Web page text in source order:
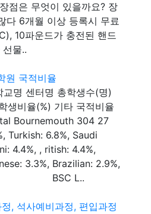
점은 무엇이 있을까요? 장
다 6개월 이상 등록시 무료
10파운드가 충전된 핸드
물..
원 국적비율
명 센터명 총학생수(명)
생비율(%) 기타 국적비율
Bournemouth 304 27
Turkish: 6.8%, Saudi
4.4%, , ritish: 4.4%,
3.3%, Brazilian: 2.9%,
BSC L..
, 석사예비과정, 편입과정